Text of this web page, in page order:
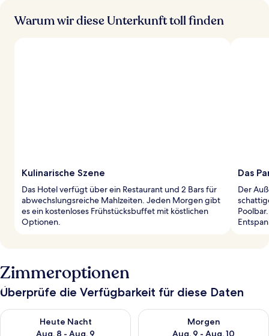
Warum wir diese Unterkunft toll finden
Kulinarische Szene
Das Hotel verfügt über ein Restaurant und 2 Bars für
abwechslungsreiche Mahlzeiten. Jeden Morgen gibt
es ein kostenloses Frühstücksbuffet mit köstlichen
Optionen.
Das
Der
Zimmeroptionen
Überprüfe die Verfügbarkeit für diese Daten
Heute Nacht
Aug. 8 - Aug. 9
Überprüfe die Verfügbarkeit für heute Nacht, Aug. 8 - Aug. 9.
Morgen
Aug. 9 - Aug. 10
Überprüfe die Verfügbarkeit